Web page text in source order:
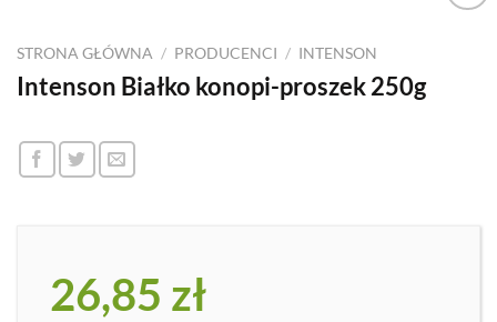
STRONA GŁÓWNA / PRODUCENCI / INTENSON
Intenson Białko konopi-proszek 250g
26,85 zł